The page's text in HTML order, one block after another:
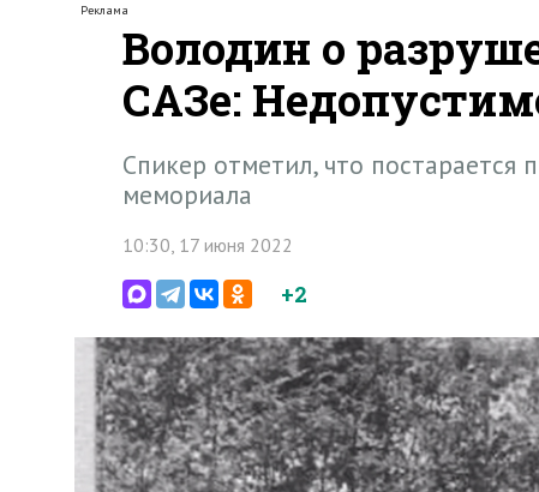
Реклама
Володин о
САЗе:
Спикер отметил, что постарается
мемориала
10:30, 17 июня 2022
+2